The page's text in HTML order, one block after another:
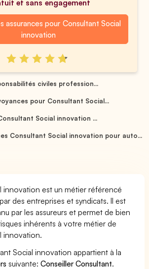
et sans engagement
assurances pour Consultant Social
innovation
civiles profession...
pour Consultant Social...
Social innovation ...
Consultant Social innovation pour auto...
innovation est un métier référencé
des entreprises et syndicats. Il est
par les assureurs et permet de bien
inhérents à votre métier de
innovation.
Social innovation appartient à la
suivante:Conseiller Consultant.